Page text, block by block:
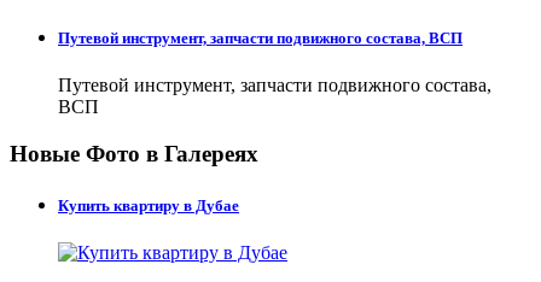
Путевой инструмент, запчасти подвижного состава, ВСП
Путевой инструмент, запчасти подвижного состава,
ВСП
Новые Фото в Галереях
Купить квартиру в Дубае